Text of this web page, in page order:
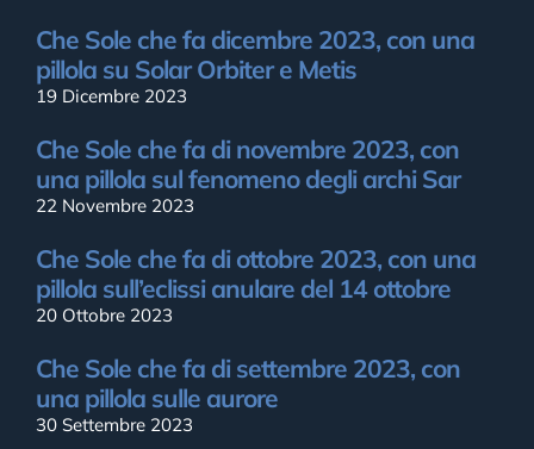
Che Sole che fa dicembre 2023, con una
pillola su Solar Orbiter e Metis
19 Dicembre 2023
Che Sole che fa di novembre 2023, con
una pillola sul fenomeno degli archi Sar
22 Novembre 2023
Che Sole che fa di ottobre 2023, con una
pillola sull’eclissi anulare del 14 ottobre
20 Ottobre 2023
Che Sole che fa di settembre 2023, con
una pillola sulle aurore
30 Settembre 2023